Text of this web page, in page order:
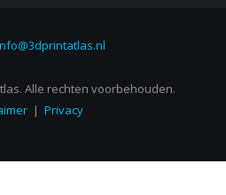
Alle rechten voorbehouden.
| Privacy